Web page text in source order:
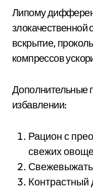
Липому
злокачественной
вскрытие,
компрессов
Дополнительные
избавлении:
Рацион с
свежих
Контрастный